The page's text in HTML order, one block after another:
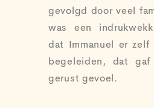
gevolgd door veel
was een
dat Immanuel er
begeleiden, dat
gerust gevoel.